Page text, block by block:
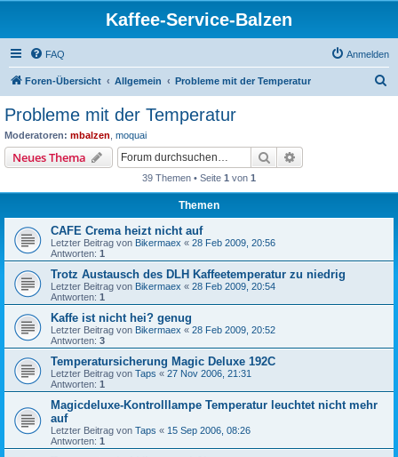
Kaffee-Service-Balzen
FAQ Anmelden
Foren-Übersicht Allgemein Probleme mit der Temperatur
Probleme mit der Temperatur
Moderatoren: mbalzen moquai
Neues Thema Suche
39 Themen • Seite 1 von 1
Themen
CAFE Crema heizt nicht auf
Letzter Beitrag von Bikermaex « 28 Feb 2009, 20:56
Antworten: 1
Trotz Austausch des DLH Kaffeetemperatur zu niedrig
Letzter Beitrag von Bikermaex « 28 Feb 2009, 20:54
Antworten: 1
Kaffe ist nicht hei? genug
Letzter Beitrag von Bikermaex « 28 Feb 2009, 20:52
Antworten: 3
Temperatursicherung Magic Deluxe 192C
Letzter Beitrag von Taps « 27 Nov 2006, 21:31
Antworten: 1
Magicdeluxe-Kontrolllampe Temperatur leuchtet nicht mehr
auf
Letzter Beitrag von Taps « 15 Sep 2006, 08:26
Antworten: 1